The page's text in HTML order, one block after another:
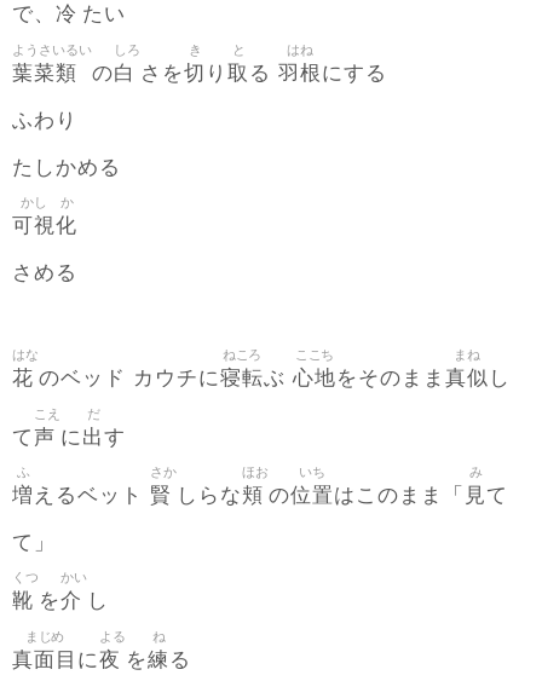
で、 冷 たい
葉菜類
ようさいるい
の白
しろ
さを切
き
り 取
と
る 羽根
はね
にする
ふわり
たしかめる
可視
かし
化
か
さめる
花
はな
のベッド カウチに寝転
ねころ
ぶ 心地
ここち
をそのまま 真似
まね
し
て声
こえ
に出
だ
す
増
ふ
えるベット 賢
さか
しらな頬
ほお
の位置
いち
はこのまま「 見
み
て
て」
靴
くつ
を介
かい
し
真面目
まじめ
に夜
よる
を練
ね
る